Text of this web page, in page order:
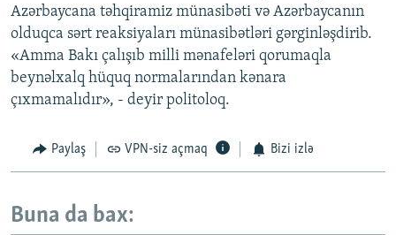
Azərbaycana təhqiramiz münasibəti və Azərbaycanın
olduqca sərt reaksiyaları münasibətləri gərginləşdirib.
«Amma Bakı çalışıb milli mənafeləri qorumaqla
beynəlxalq hüquq normalarından kənara
çıxmamalıdır», - deyir politoloq.
Paylaş VPN-siz açmaq Bizi izlə
Buna da bax: